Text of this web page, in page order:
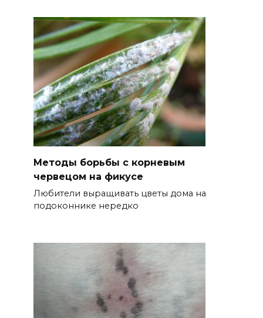
Методы борьбы с корневым
червецом на фикусе
Любители выращивать цветы дома на
подоконнике нередко